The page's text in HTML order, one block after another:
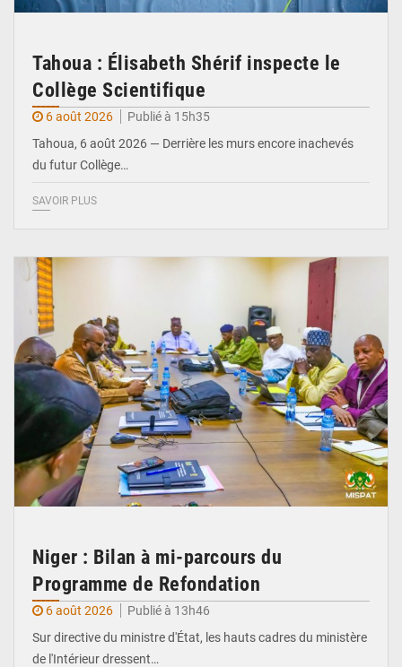
Tahoua : Élisabeth Shérif inspecte le
Collège Scientifique
6 août 2026
Publié à 15h35
Tahoua, 6 août 2026 — Derrière les murs encore inachevés
du futur Collège…
SAVOIR PLUS
Niger : Bilan à mi-parcours du
Programme de Refondation
6 août 2026
Publié à 13h46
Sur directive du ministre d'État, les hauts cadres du ministère
de l'Intérieur dressent…